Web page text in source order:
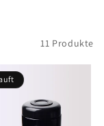
11 Produkte